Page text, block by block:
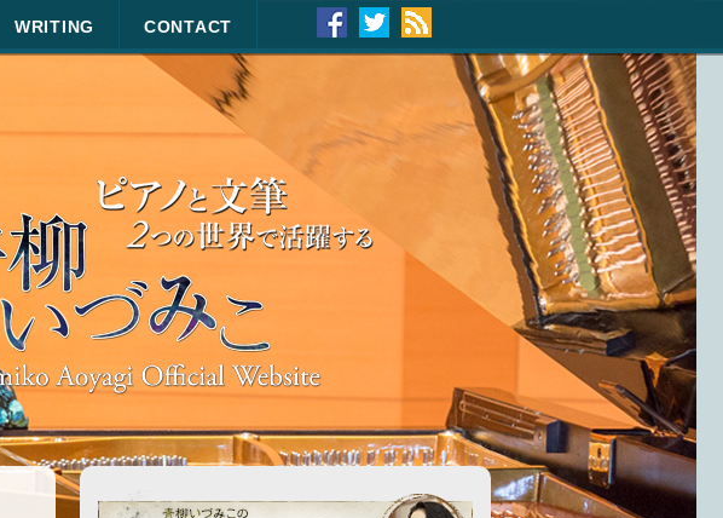
WRITING CONTACT